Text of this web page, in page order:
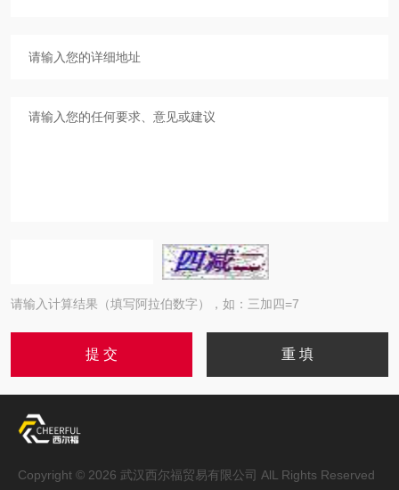
请输入计算结果（填写阿拉伯数字），如：三加四=7
Copyright © 2026 武汉西尔福贸易有限公司 AlL Rights Reserved